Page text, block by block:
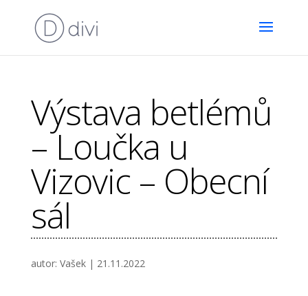
Výstava betlémů
– Loučka u
Vizovic – Obecní
sál
autor: Vašek| 21.11.2022